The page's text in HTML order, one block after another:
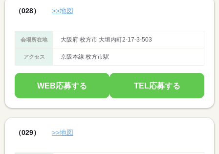
（028） >>地図
会場所在地 大阪府 枚方市 大垣内町2-17-3-503
アクセス 京阪本線 枚方市駅
WEB応募する TEL応募する
（029） >>地図